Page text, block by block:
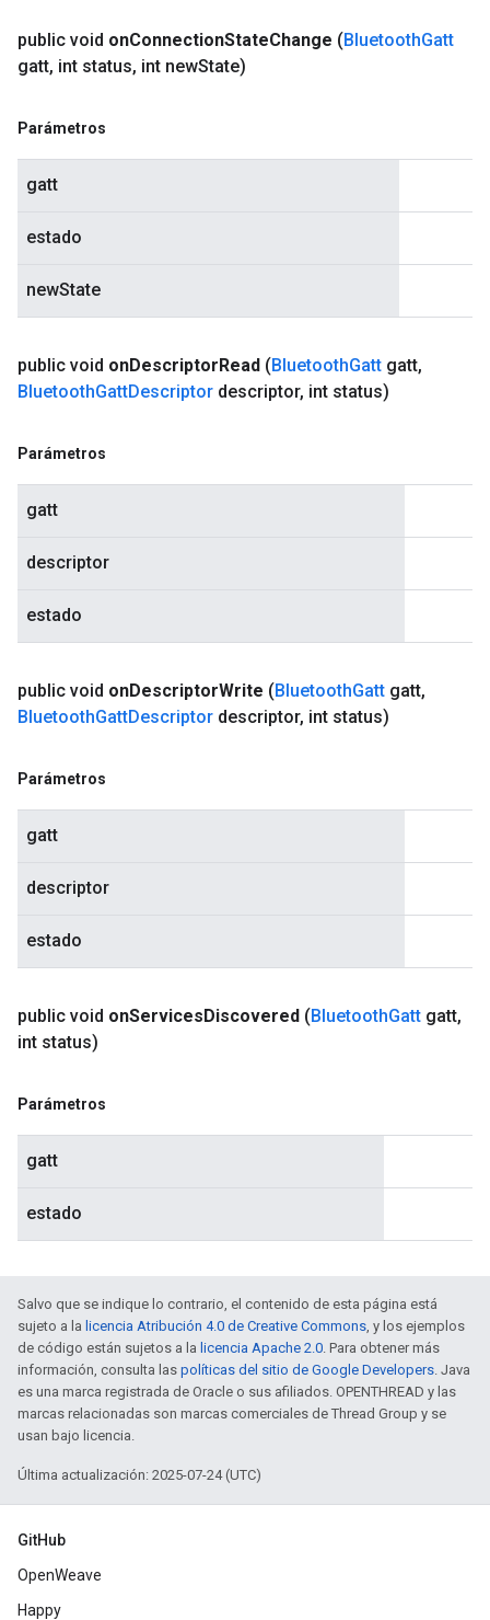
public void onConnectionStateChange (BluetoothGatt
gatt, int status, int newState)
Parámetros
gatt
estado
newState
public void onDescriptorRead (BluetoothGatt gatt,
BluetoothGattDescriptor descriptor, int status)
Parámetros
gatt
descriptor
estado
public void onDescriptorWrite (BluetoothGatt gatt,
BluetoothGattDescriptor descriptor, int status)
Parámetros
gatt
descriptor
estado
public void onServicesDiscovered (BluetoothGatt gatt,
int status)
Parámetros
gatt
estado
Salvo que se indique lo contrario, el contenido de esta página está
sujeto a la licencia Atribución 4.0 de Creative Commons, y los ejemplos
de código están sujetos a la licencia Apache 2.0. Para obtener más
información, consulta las políticas del sitio de Google Developers. Java
es una marca registrada de Oracle o sus afiliados. OPENTHREAD y las
marcas relacionadas son marcas comerciales de Thread Group y se
usan bajo licencia.
Última actualización: 2025-07-24 (UTC)
GitHub
OpenWeave
Happy